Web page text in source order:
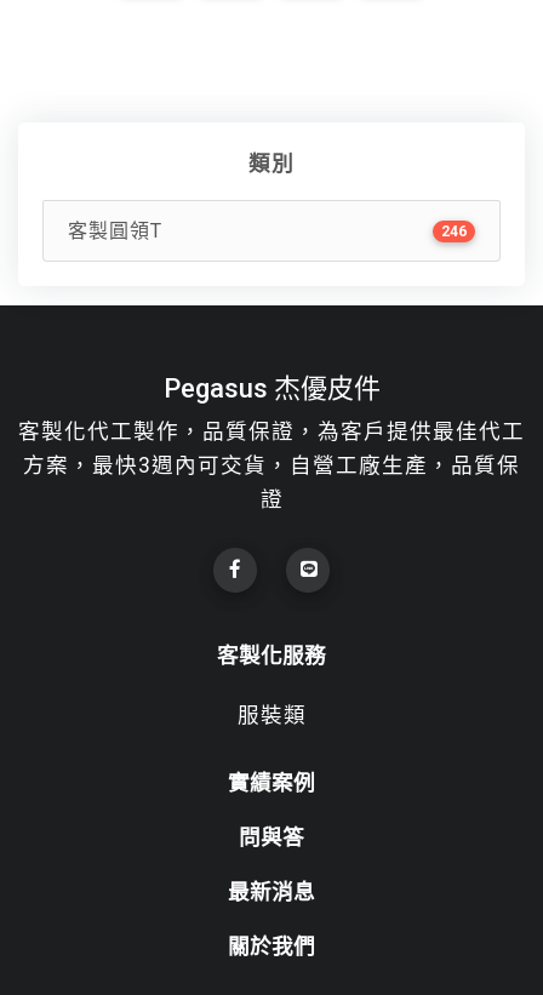
類別
客製圓領T 246
Pegasus 杰優皮件
客製化代工製作，品質保證，為客戶提供最佳代工
方案，最快3週內可交貨，自營工廠生產，品質保
證
客製化服務
服裝類
實績案例
問與答
最新消息
關於我們